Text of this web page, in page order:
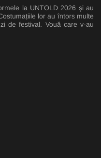
la UNTOLD 2026 și au
lor au întors multe
de festival. Vouă care v-au